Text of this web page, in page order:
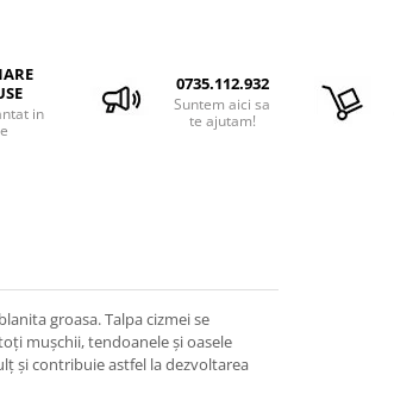
in
0735.112.932
Suntem aici sa
te ajutam!
groasa. Talpa cizmei se
mușchii, tendoanele și oasele
și contribuie astfel la dezvoltarea